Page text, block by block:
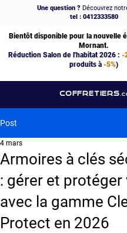
COFFRETIERS
Une question ?Découvrez
tel : 0412333580
Bientôt disponible pour la nouvelle
Mornant.
Réduction Salon de l'habitat 2026 : -
produits à -5%)
Post
Armoires à clés
: gérer et protéger
avec la gamme
Protect en 2026
4 mars